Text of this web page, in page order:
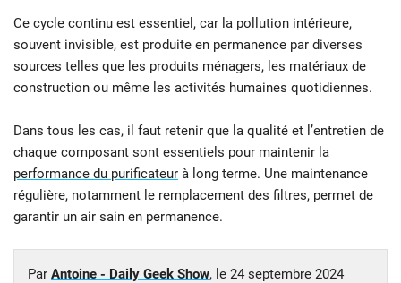
Ce cycle continu est essentiel, car la pollution intérieure,
souvent invisible, est produite en permanence par diverses
sources telles que les produits ménagers, les matériaux de
construction ou même les activités humaines quotidiennes.
Dans tous les cas, il faut retenir que la qualité et l’entretien de
chaque composant sont essentiels pour maintenir la
performance du purificateur à long terme. Une maintenance
régulière, notamment le remplacement des filtres, permet de
garantir un air sain en permanence.
Par Antoine - Daily Geek Show, le 24 septembre 2024